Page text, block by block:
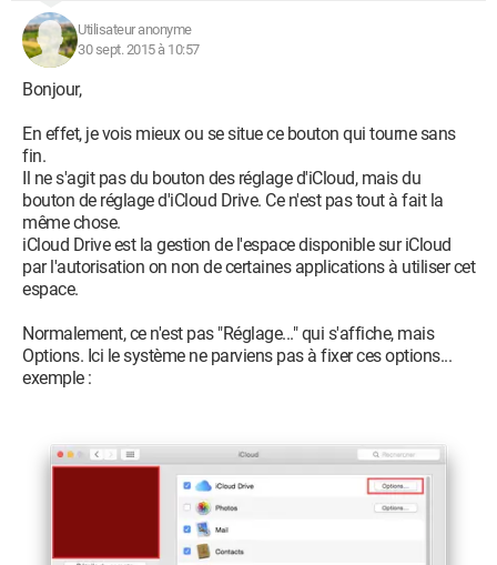
Utilisateur anonyme
30 sept. 2015 à 10:57
Bonjour,
En effet, je vois mieux ou se situe ce bouton qui tourne sans
fin.
Il ne s'agit pas du bouton des réglage d'iCloud, mais du
bouton de réglage d'iCloud Drive. Ce n'est pas tout à fait la
même chose.
iCloud Drive est la gestion de l'espace disponible sur iCloud
par l'autorisation on non de certaines applications à utiliser cet
espace.
Normalement, ce n'est pas "Réglage..." qui s'affiche, mais
Options. Ici le système ne parviens pas à fixer ces options...
exemple :